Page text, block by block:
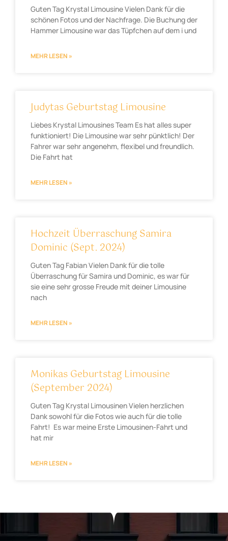
Guten Tag Krystal Limousine Vielen Dank für die
schönen Fotos und der Nachfrage. Die Buchung der
Hammer Limousine war das Tüpfchen auf dem i und
MEHR LESEN »
Judytas Geburtstag Limousine
Liebes Krystal Limousines Team Es hat alles super
funktioniert! Die Limousine war sehr pünktlich! Der
Fahrer war sehr angenehm, flexibel und freundlich.
Die Fahrt hat
MEHR LESEN »
Hochzeit Überraschung Samira
Dominic (Sept. 2024)
Guten Tag Fabian Vielen Dank für die tolle
Überraschung für Samira und Dominic, es war für
sie eine sehr grosse Freude mit deiner Limousine
nach
MEHR LESEN »
Monikas Geburtstag Limousine
(September 2024)
Guten Tag Krystal Limousinen Vielen herzlichen
Dank sowohl für die Fotos wie auch für die tolle
Fahrt! Es war meine Erste Limousinen-Fahrt und
hat mir
MEHR LESEN »